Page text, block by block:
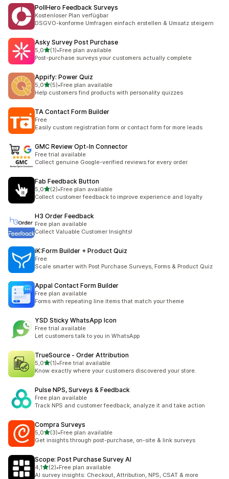
PollHero Feedback Surveys
Kostenloser Plan verfügbar
DSGVO-konforme Umfragen einfach erstellen & Umsatz steigern
Asky Survey Post Purchase
5,0/ 5 tähteä
(1)
1 arvostelua yhteensä
•Free plan available
Post-purchase surveys your customers actually complete
Appify: Power Quiz
5,0/ 5 tähteä
(5)
5 arvostelua yhteensä
•Free plan available
Help customers find products with personality quizzes
TA Contact Form Builder
Free
Easily custom registration form or contact form for more leads
GMC Review Opt‑In Connector
Free trial available
Collect genuine Google-verified reviews for every order.
Fab Feedback Button
5,0/ 5 tähteä
(2)
2 arvostelua yhteensä
•Free plan available
Collect customer feedback to improve experience and loyalty
H3 Order Feedback
Free plan available
Collect Valuable Customer Insights!
iK:Form Builder + Product Quiz
Free
Scale smarter with Post Purchase Surveys, Forms & Product Quiz
Appal Contact Form Builder
Free plan available
Forms with repeating line items that match your theme
YSD Sticky WhatsApp Icon
Free trial available
Let customers talk to you in WhatsApp
TrueSource ‑ Order Attribution
5,0/ 5 tähteä
(1)
1 arvostelua yhteensä
•Free trial available
Know exactly where your customers discovered your store.
Pulse NPS, Surveys & Feedback
Free plan available
Track NPS and customer feedback, analyze it and take action
Compra Surveys
5,0/ 5 tähteä
(3)
3 arvostelua yhteensä
•Free plan available
Get insights through post-purchase, on-site & link surveys
Scope: Post Purchase Survey AI
4,1/ 5 tähteä
(2)
2 arvostelua yhteensä
•Free plan available
AI survey insights: Checkout, Attribution, NPS, CSAT & more